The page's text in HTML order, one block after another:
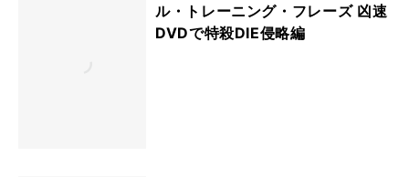
ル・トレーニング・フレーズ 凶速
DVDで特殺DIE侵略編